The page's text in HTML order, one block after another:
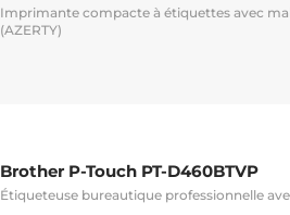
Imprimante compacte à étiquettes avec
(AZERTY)
Brother P-Touch PT-D460BTVP
Étiqueteuse bureautique professionnelle